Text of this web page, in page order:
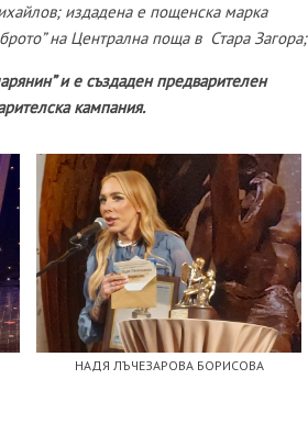
издадена е пощенска марка
на Централна поща в Стара Загора;
и е създаден предварителен
кампания.
НАДЯ ЛЪЧЕЗАРОВА БОРИСОВА